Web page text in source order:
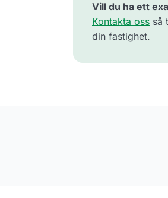
Vill du ha ett
Kontakta oss så
din fastighet.